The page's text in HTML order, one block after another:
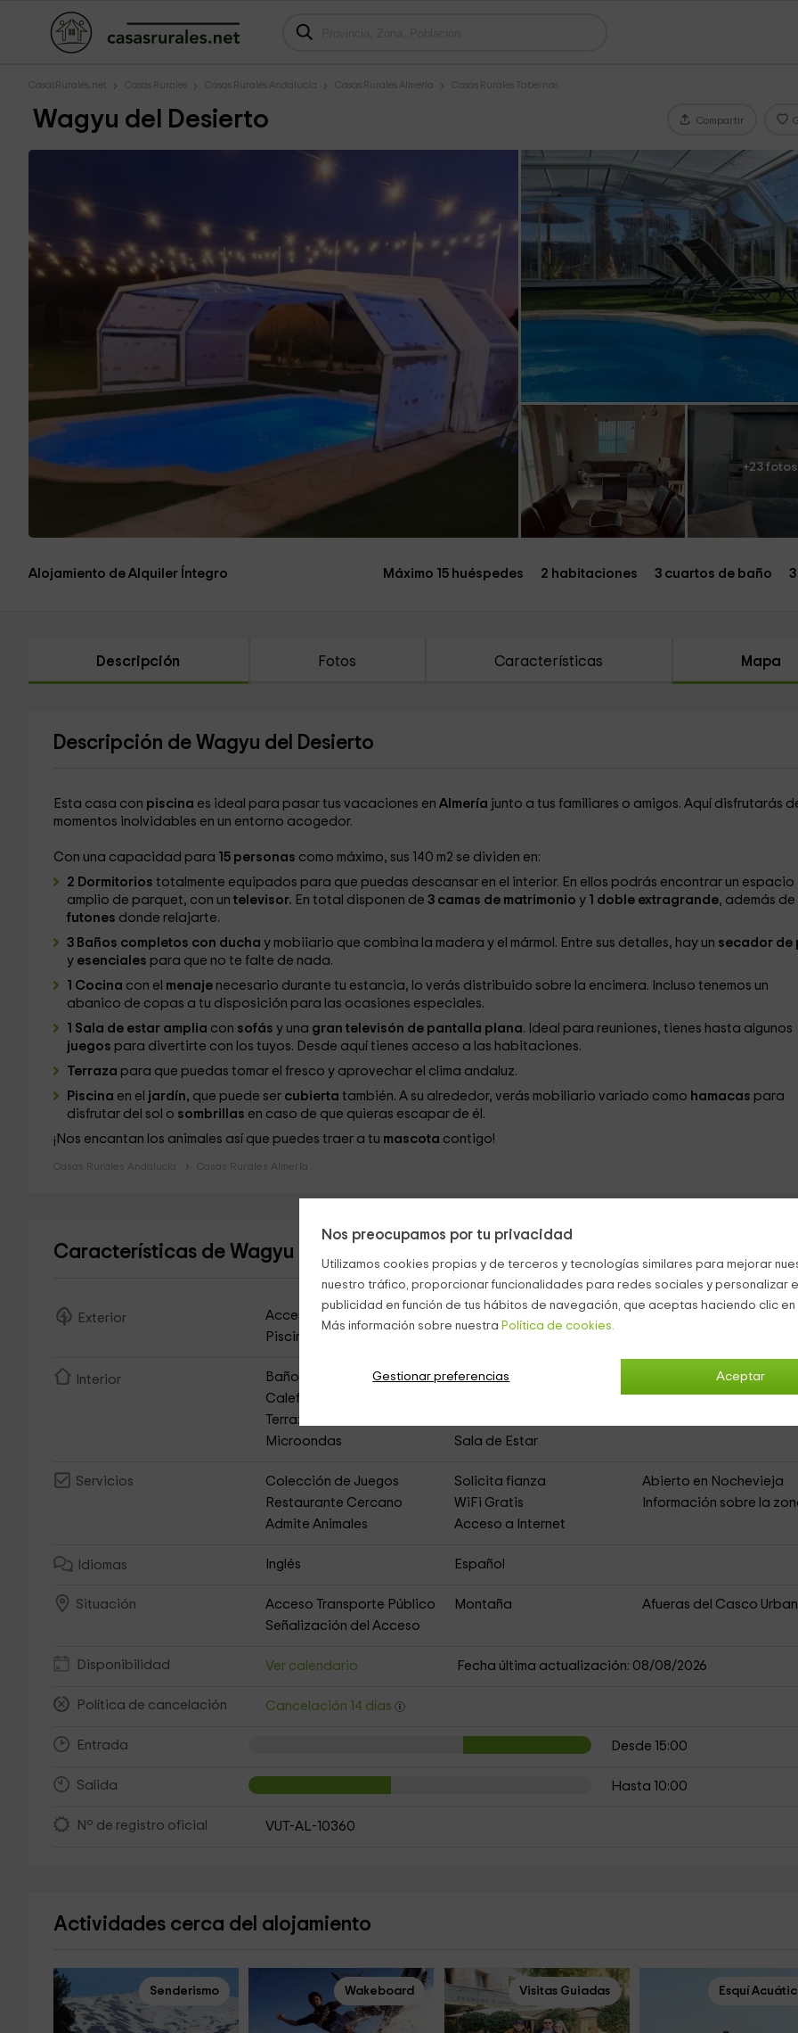
Nos preocupamos por tu privacidad
Utilizamos cookies propias y de terceros y tecnologías similares para mejorar
nuestro tráfico, proporcionar funcionalidades para redes sociales y personalizar
publicidad en función de tus hábitos de navegación, que aceptas haciendo clic
Más información sobre nuestra Política de cookies.
Aceptar
Gestionar preferencias
CasasRurales.net Casas Rurales Casas Rurales Andalucía Casas Rurales Almería Casas Rurales Tabernas
Wagyu del Desierto Compartir
+23 fotos
Alojamiento de Alquiler Íntegro Máximo 15 huéspedes 2 habitaciones 3 cuartos de baño
Descripción Fotos Características Mapa
Descripción de Wagyu del Desierto
Esta casa con piscina es ideal para pasar tus vacaciones en Almería junto a tus familiares o amigos. Aquí disfrutarás
momentos inolvidables en un entorno acogedor.
Con una capacidad para 15 personas como máximo, sus 140 m2 se dividen en:
2 Dormitorios totalmente equipados para que puedas descansar en el interior. En ellos podrás encontrar un espacio
amplio de parquet, con un televisor. En total disponen de 3 camas de matrimonio y 1 doble extragrande, además de
futones donde relajarte.
3 Baños completos con ducha y mobiiario que combina la madera y el mármol. Entre sus detalles, hay un secador de
y esenciales para que no te falte de nada.
1 Cocina con el menaje necesario durante tu estancia, lo verás distribuido sobre la encimera. Incluso tenemos un
abanico de copas a tu disposición para las ocasiones especiales.
1 Sala de estar amplia con sofás y una gran televisón de pantalla plana. Ideal para reuniones, tienes hasta algunos
juegos para divertirte con los tuyos. Desde aquí tienes acceso a las habitaciones.
Terraza para que puedas tomar el fresco y aprovechar el clima andaluz.
Piscina en el jardín, que puede ser cubierta también. A su alrededor, verás mobiliario variado como hamacas para
disfrutar del sol o sombrillas en caso de que quieras escapar de él.
¡Nos encantan los animales así que puedes traer a tu mascota contigo!
Casas Rurales Andalucía Casas Rurales Almería
Características de Wagyu del Desierto
Exterior Acceso Asfaltado
Zona de Aparcamiento
Piscina Exterior
Interior Baño Compartido DVD
Equipo de Música
Calefacción
Televisión
Terraza
Microondas
Sala de Estar
Servicios Colección de Juegos Solicita fianza
Abierto en Nochevieja
Restaurante Cercano
WiFi Gratis
Información sobre la
Admite Animales
Acceso a Internet
Idiomas Inglés Español
Situación Acceso Transporte Público Montaña
Afueras del Casco
Señalización del Acceso
Disponibilidad Ver calendario Fecha última actualización: 08/08/2026
Política de cancelación Cancelación 14 días
Entrada Desde 15:00
Salida Hasta 10:00
Nº de registro oficial VUT-AL-10360
Actividades cerca del alojamiento
Senderismo Wakeboard Visitas Guiadas Esquí